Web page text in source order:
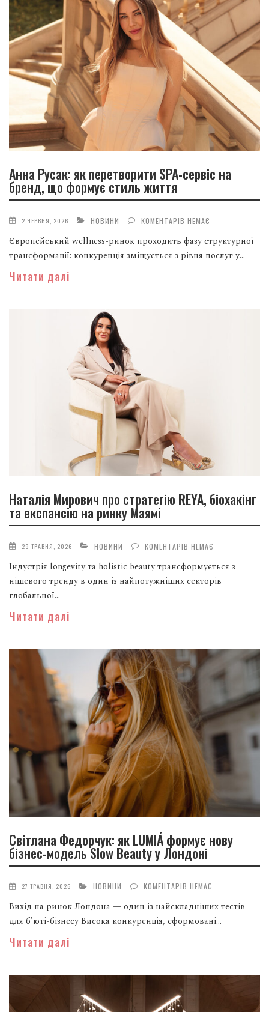
Анна Русак: як перетворити SPA-сервіс на
бренд, що формує стиль життя
2 ЧЕРВНЯ, 2026 НОВИНИ КОМЕНТАРІВ НЕМАЄ
Європейський wellness-ринок проходить фазу структурної
трансформації: конкуренція зміщується з рівня послуг у...
Читати далі
Наталія Мирович про стратегію REYA, біохакінг
та експансію на ринку Маямі
29 ТРАВНЯ, 2026 НОВИНИ КОМЕНТАРІВ НЕМАЄ
Індустрія longevity та holistic beauty трансформується з
нішевого тренду в один із найпотужніших секторів
глобальної...
Читати далі
Світлана Федорчук: як LUMIÁ формує нову
бізнес-модель Slow Beauty у Лондоні
27 ТРАВНЯ, 2026 НОВИНИ КОМЕНТАРІВ НЕМАЄ
Вихід на ринок Лондона — один із найскладніших тестів
для б’юті-бізнесу Висока конкуренція, сформовані...
Читати далі